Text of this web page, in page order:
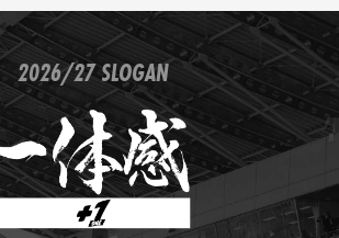
2026/27 SLOGAN